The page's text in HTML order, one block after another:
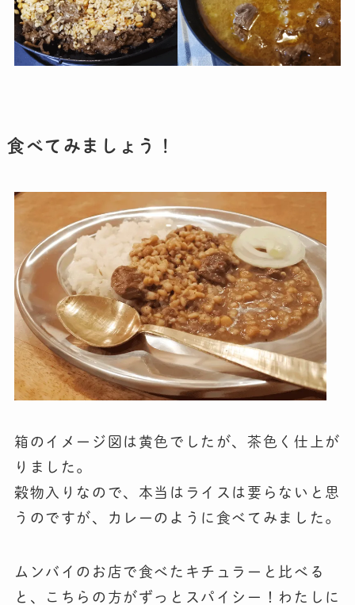
食べてみましょう！
箱のイメージ図は黄色でしたが、茶色く仕上が
りました。
穀物入りなので、本当はライスは要らないと思
うのですが、カレーのように食べてみました。
ムンバイのお店で食べたキチュラーと比べる
と、こちらの方がずっとスパイシー！わたしに